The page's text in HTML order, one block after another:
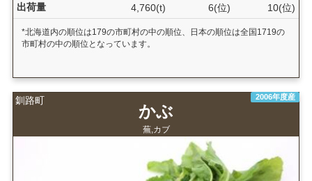
出荷量
4,760(t) 6(位) 10(位)
*北海道内の順位は179の市町村の中の順位、日本の順位は全国1719の
市町村の中の順位となっています。
釧路町 2006年度産
かぶ
蕪,カブ